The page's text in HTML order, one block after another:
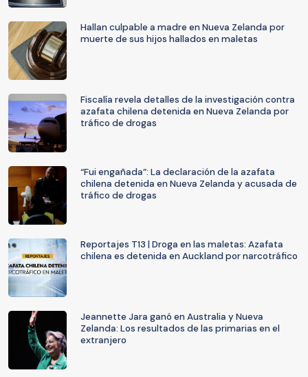
Hallan culpable a madre en Nueva Zelanda por
muerte de sus hijos hallados en maletas
Fiscalía revela detalles de la investigación contra
azafata chilena detenida en Nueva Zelanda por
tráfico de drogas
“Fui engañada”: La declaración de la azafata
chilena detenida en Nueva Zelanda y acusada de
tráfico de drogas
Reportajes T13 | Droga en las maletas: Azafata
chilena es detenida en Auckland por narcotráfico
Jeannette Jara ganó en Australia y Nueva
Zelanda: Los resultados de las primarias en el
extranjero